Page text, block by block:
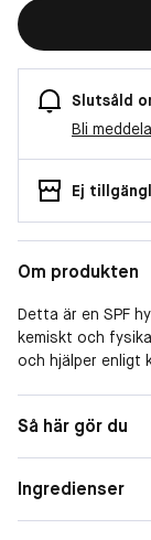
Slutsåld
Bli
Ej
Om produkten
Detta är en SPF
kemiskt och
och hjälper enligt
Innehåller Tea
yttre, skadliga
återfuktning och
probiotika och
Så här gör du
Ingredienser